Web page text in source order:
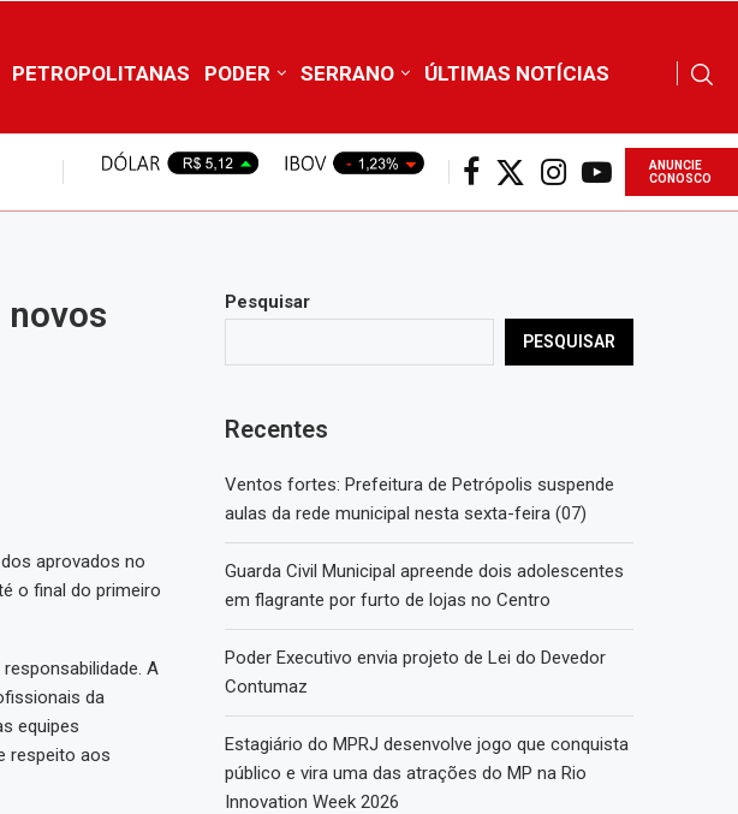
PETROPOLITANAS PODER SERRANO ÚLTIMAS NOTÍCIAS
ANUNCIE
CONOSCO
aprovados no
o final do primeiro
A
da
equipes
respeito aos
Pesquisar
PESQUISAR
Recentes
Ventos fortes: Prefeitura de Petrópolis suspende
aulas da rede municipal nesta sexta-feira (07)
Guarda Civil Municipal apreende dois adolescentes
em flagrante por furto de lojas no Centro
Poder Executivo envia projeto de Lei do Devedor
Contumaz
Estagiário do MPRJ desenvolve jogo que conquista
público e vira uma das atrações do MP na Rio
Innovation Week 2026